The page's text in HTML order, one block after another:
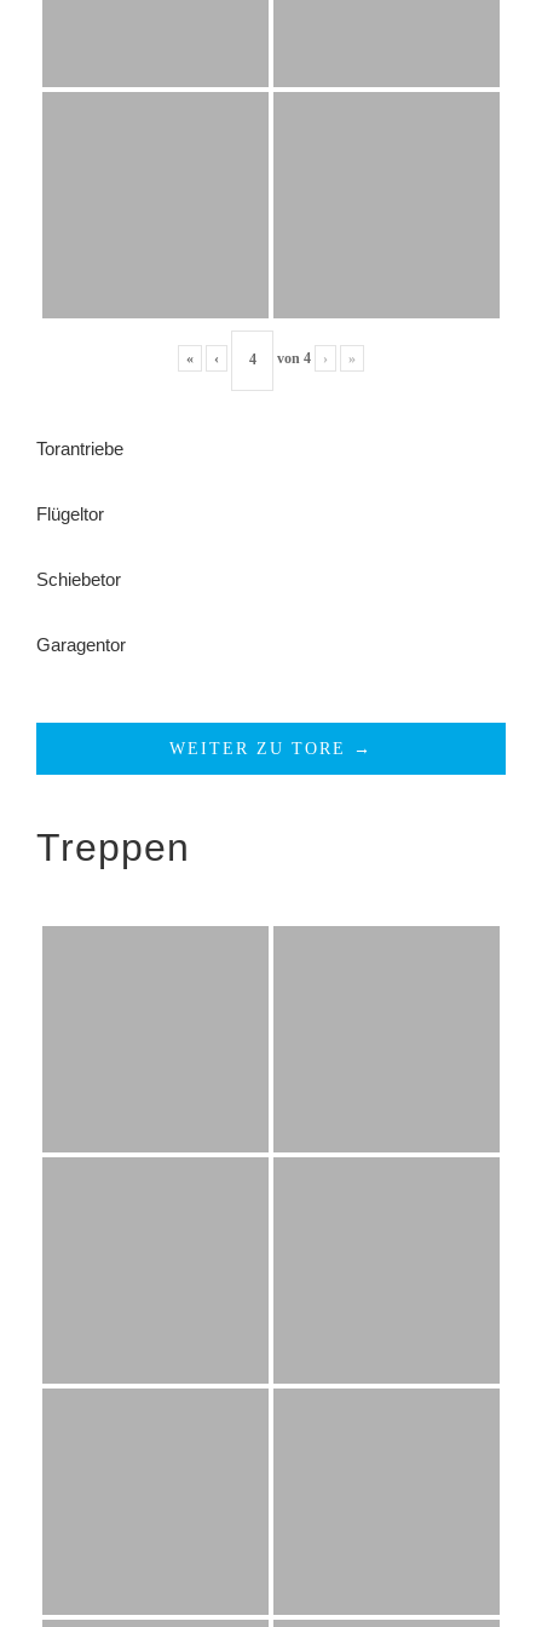
« ‹ von 4 › »
Torantriebe
Flügeltor
Schiebetor
Garagentor
WEITER ZU TORE →
Treppen